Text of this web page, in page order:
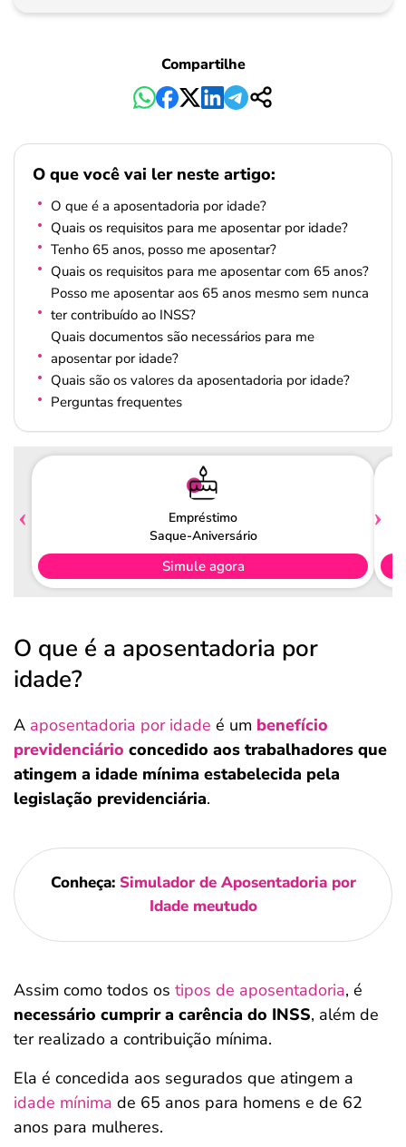
Compartilhe
O que você vai ler neste artigo:
O que é a aposentadoria por idade?
Quais os requisitos para me aposentar por idade?
Tenho 65 anos, posso me aposentar?
Quais os requisitos para me aposentar com 65 anos?
Posso me aposentar aos 65 anos mesmo sem nunca
ter contribuído ao INSS?
Quais documentos são necessários para me
aposentar por idade?
Quais são os valores da aposentadoria por idade?
Perguntas frequentes
Empréstimo
Saque-Aniversário
Simule agora
O que é a aposentadoria por
idade?
A aposentadoria por idade é um benefício
previdenciário concedido aos trabalhadores que
atingem a idade mínima estabelecida pela
legislação previdenciária.
Conheça: Simulador de Aposentadoria por
Idade meutudo
Assim como todos os tipos de aposentadoria, é
necessário cumprir a carência do INSS, além de
ter realizado a contribuição mínima.
Ela é concedida aos segurados que atingem a
idade mínima de 65 anos para homens e de 62
anos para mulheres.